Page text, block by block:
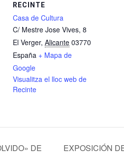
RECINTE
Casa de Cultura
C/ Mestre Jose Vives, 8
El Verger, Alicante 03770
España + Mapa de
Google
Visualitza el lloc web de
Recinte
DE
EXPOSICIÓN